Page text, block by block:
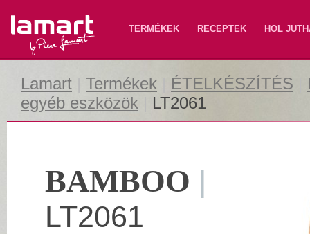
Lamart TERMÉKEK RECEPTEK HOL
Lamart Termékek ÉTELKÉSZÍTÉS
egyéb eszközök
LT2061
BAMBOO |
LT2061